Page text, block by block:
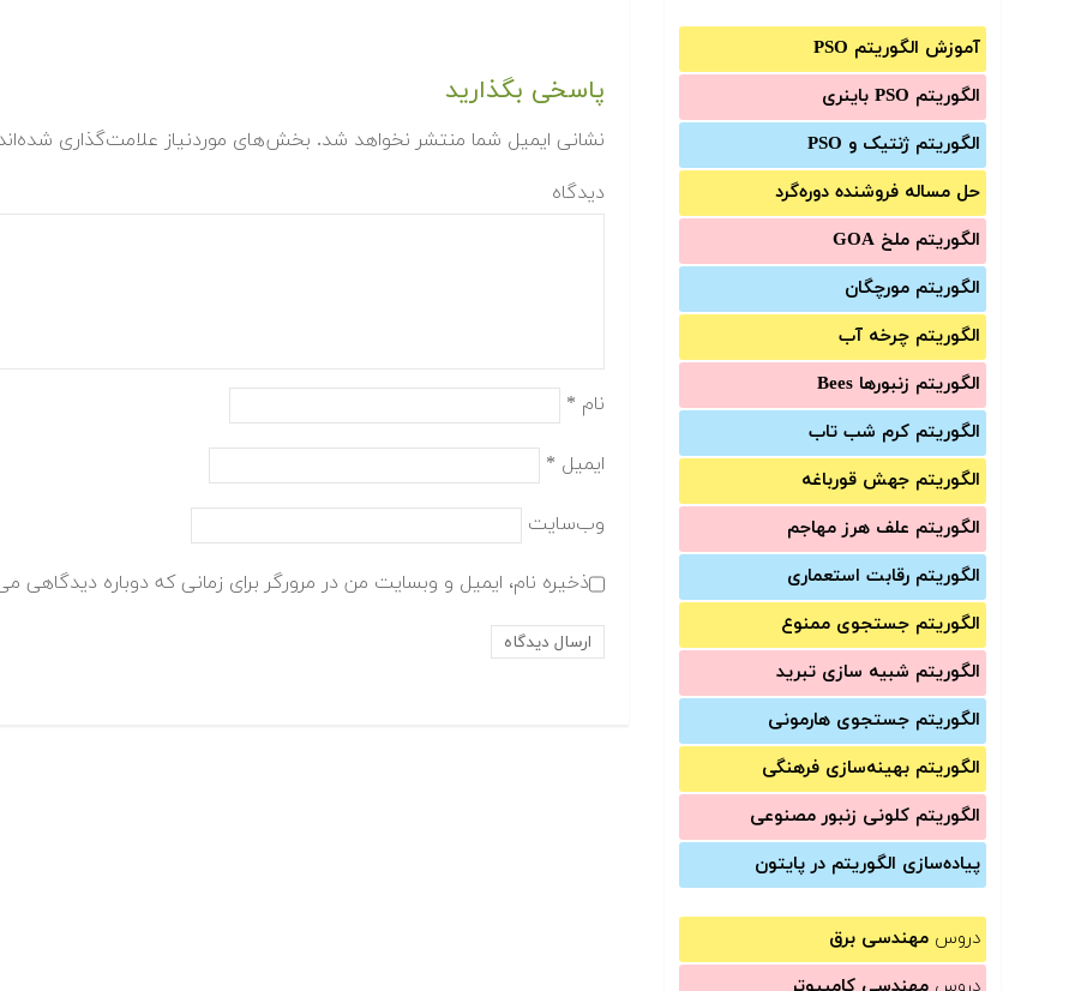
آموزش الگوریتم PSO
الگوریتم PSO باینری
الگوریتم ژنتیک و PSO
حل مساله فروشنده دوره‌گرد
الگوریتم ملخ GOA
الگوریتم مورچگان
الگوریتم چرخه آب
الگوریتم زنبورها Bees
الگوریتم کرم شب تاب
الگوریتم جهش قورباغه
الگوریتم علف هرز مهاجم
الگوریتم رقابت استعماری
الگوریتم جستجوی ممنوع
الگوریتم شبیه سازی تبرید
الگوریتم جستجوی هارمونی
الگوریتم بهینه‌سازی فرهنگی
الگوریتم کلونی زنبور مصنوعی
پیاده‌سازی الگوریتم در پایتون
دروس مهندسی برق
پاسخی بگذارید
نشانی ایمیل شما منتشر نخواهد شد. بخش‌های موردنیاز علامت‌گذاری
دیدگاه
نام *
ایمیل *
وب‌سایت
ذخیره نام، ایمیل و وبسایت من در مرورگر برای زمانی که دوباره دیدگاهی